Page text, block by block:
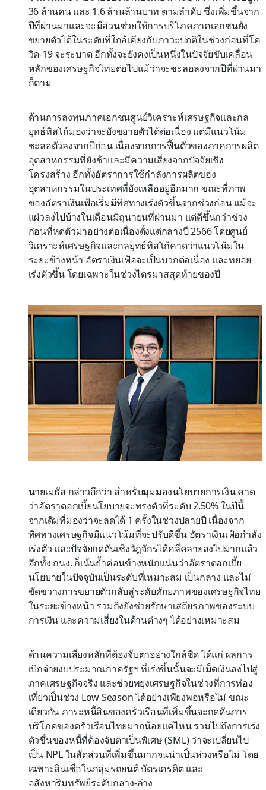
36 ล้านคน และ 1.6 ล้านล้านบาท ตามลำดับ ซึ่งเพิ่มขึ้นจาก
ปีที่ผ่านมาและจะมีส่วนช่วยให้การบริโภคภาคเอกชนยัง
ขยายตัวได้ในระดับที่ใกล้เคียงกับภาวะปกติในช่วงก่อนที่โค
วิด-19 จะระบาด อีกทั้งจะยังคงเป็นหนึ่งในปัจจัยขับเคลื่อน
หลักของเศรษฐกิจไทยต่อไปแม้ว่าจะชะลอลงจากปีที่ผ่านมา
ก็ตาม
ด้านการลงทุนภาคเอกชนศูนย์วิเคราะห์เศรษฐกิจและกล
ยุทธ์ทิสโก้มองว่าจะยังขยายตัวได้ต่อเนื่อง แต่มีแนวโน้ม
ชะลอตัวลงจากปีก่อน เนื่องจากการฟื้นตัวของภาคการผลิต
อุตสาหกรรมที่ยังช้าและมีความเสี่ยงจากปัจจัยเชิง
โครงสร้าง อีกทั้งอัตราการใช้กำลังการผลิตของ
อุตสาหกรรมในประเทศที่ยังเหลืออยู่อีกมาก ขณะที่ภาพ
ของอัตราเงินเฟ้อเริ่มมีทิศทางเร่งตัวขึ้นจากช่วงก่อน แม้จะ
แผ่วลงไปบ้างในเดือนมิถุนายนที่ผ่านมา แต่ดีขึ้นกว่าช่วง
ก่อนที่หดตัวมาอย่างต่อเนื่องตั้งแต่กลางปี 2566 โดยศูนย์
วิเคราะห์เศรษฐกิจและกลยุทธ์ทิสโก้คาดว่าแนวโน้มใน
ระยะข้างหน้า อัตราเงินเฟ้อจะเป็นบวกต่อเนื่อง และทยอย
เร่งตัวขึ้น โดยเฉพาะในช่วงไตรมาสสุดท้ายของปี
นายเมธัส กล่าวอีกว่า สำหรับมุมมองนโยบายการเงิน คาด
ว่าอัตราดอกเบี้ยนโยบายจะทรงตัวที่ระดับ 2.50% ในปีนี้
จากเดิมที่มองว่าจะลดได้ 1 ครั้งในช่วงปลายปี เนื่องจาก
ทิศทางเศรษฐกิจมีแนวโน้มที่จะปรับดีขึ้น อัตราเงินเฟ้อกำลัง
เร่งตัว และปัจจัยกดดันเชิงวัฎจักรได้คลี่คลายลงไปมากแล้ว
อีกทั้ง กนง. ก็เน้นย้ำค่อนข้างหนักแน่นว่าอัตราดอกเบี้ย
นโยบายในปัจจุบันเป็นระดับที่เหมาะสม เป็นกลาง และไม่
ขัดขวางการขยายตัวกลับสู่ระดับศักยภาพของเศรษฐกิจไทย
ในระยะข้างหน้า รวมถึงยังช่วยรักษาเสถียรภาพของระบบ
การเงิน และความเสี่ยงในด้านต่างๆ ได้อย่างเหมาะสม
ด้านความเสี่ยงหลักที่ต้องจับตาอย่างใกล้ชิด ได้แก่ ผลการ
เบิกจ่ายงบประมาณภาครัฐฯ ที่เร่งขึ้นนั้นจะมีเม็ดเงินลงไปสู่
ภาคเศรษฐกิจจริง และช่วยพยุงเศรษฐกิจในช่วงที่การท่อง
เที่ยวเป็นช่วง Low Season ได้อย่างเพียงพอหรือไม่ ขณะ
เดียวกัน ภาระหนี้สินของครัวเรือนที่เพิ่มขึ้นจะกดดันการ
บริโภคของครัวเรือนไทยมากน้อยแค่ไหน รวมไปถึงการเร่ง
ตัวขึ้นของหนี้ที่ต้องจับตาเป็นพิเศษ (SML) ว่าจะเปลี่ยนไป
เป็น NPL ในสัดส่วนที่เพิ่มขึ้นมากจนน่าเป็นห่วงหรือไม่ โดย
เฉพาะสินเชื่อในกลุ่มรถยนต์ บัตรเครดิต และ
อสังหาริมทรัพย์ระดับกลาง-ล่าง